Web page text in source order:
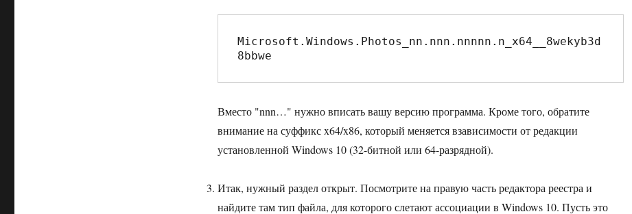
Microsoft.Windows.Photos_nn.nnn.nnnnn.n_x64__8wekyb3d
8bbwe
Вместо "nnn…" нужно вписать вашу версию программа. Кроме того, обратите
внимание на суффикс x64/x86, который меняется взависимости от редакции
установленной Windows 10 (32-битной или 64-разрядной).
Итак, нужный раздел открыт. Посмотрите на правую часть редактора реестра и
найдите там тип файла, для которого слетают ассоциации в Windows 10. Пусть это